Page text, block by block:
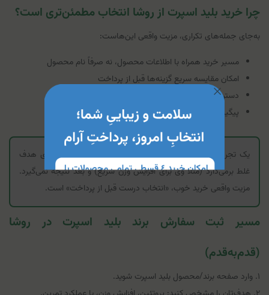
چرا خرید بلید اسپرت از روشا انتخاب مطمئن‌تری است؟
به‌جای جمله‌های تکراری، مزیت واقعی این‌هاست:
مسیر خرید همراه با اطلاعات محصول، نه صرفاً نام محصول
امکان مقایسه سریع گزینه‌ها قبل از پرداخت
دسترسی به مشاوره برای کاهش خرید اشتباه
پیگیری سفارش و تجربه خرید قابل اتکا
یک تجربه پرتکرار در فروش مکمل: کاربر محصول درست را برای هدف
غلط برمی‌دارد (مثلاً وی برای افزایش وزن سریع) و بعد نتیجه نمی‌گیرد.
مزیت واقعی خرید خوب، «انتخاب درست قبل از پرداخت» است.
مسیر ثبت سفارش برند بلید اسپرت در روشا
(قدم‌به‌قدم)
۱. وارد صفحه برند/محصول بلید اسپرت شوید.